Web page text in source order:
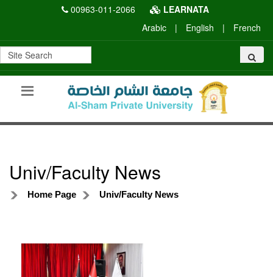
00963-011-2066
LEARNATA
Arabic
| English | French
Univ/Faculty News
Home Page Univ/Faculty News